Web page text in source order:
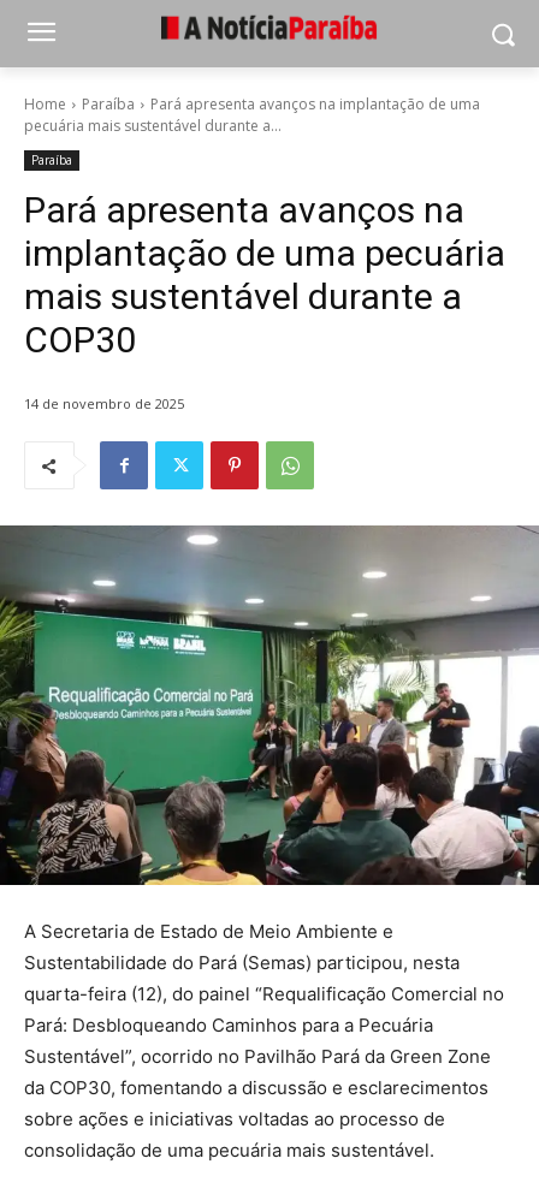
Home Paraíba
Pará apresenta avanços na implantação de uma
pecuária mais sustentável durante a...
Paraíba
Pará apresenta avanços na
implantação de uma pecuária
mais sustentável durante a
COP30
14 de novembro de 2025
A Secretaria de Estado de Meio Ambiente e
Sustentabilidade do Pará (Semas) participou, nesta
quarta-feira (12), do painel “Requalificação Comercial no
Pará: Desbloqueando Caminhos para a Pecuária
Sustentável”, ocorrido no Pavilhão Pará da Green Zone
da COP30, fomentando a discussão e esclarecimentos
sobre ações e iniciativas voltadas ao processo de
consolidação de uma pecuária mais sustentável.